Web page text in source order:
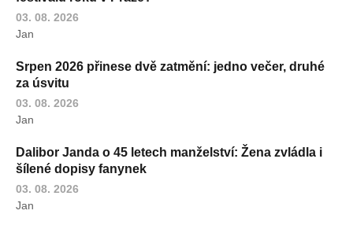
03. 08. 2026
Jan
Srpen 2026 přinese dvě zatmění: jedno večer, druhé
za úsvitu
03. 08. 2026
Jan
Dalibor Janda o 45 letech manželství: Žena zvládla i
šílené dopisy fanynek
03. 08. 2026
Jan